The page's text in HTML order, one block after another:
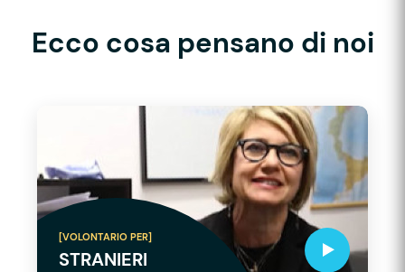
Ecco cosa pensano di noi
[VOLONTARIO PER]
STRANIERI